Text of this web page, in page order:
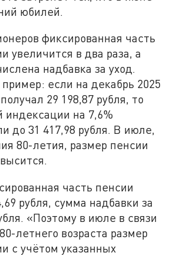
юбилей.
фиксированная часть
увеличится в два раза, а
надбавка за уход.
если на декабрь 2025
29 198,87 рубля, то
индексации на 7,6%
до 31 417,98 рубля. В июле,
80-летия, размер пенсии
часть пенсии
рубля, сумма надбавки за
«Поэтому в июле в связи
летнего возраста размер
с учётом указанных